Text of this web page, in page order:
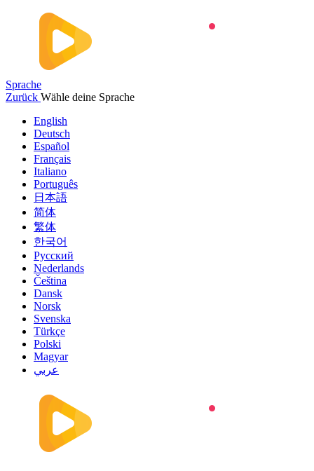
Sprache
Zurück Wähle deine Sprache
English
Deutsch
Español
Français
Italiano
Português
日本語
简体
繁体
한국어
Русский
Nederlands
Čeština
Dansk
Norsk
Svenska
Türkçe
Polski
Magyar
عربي